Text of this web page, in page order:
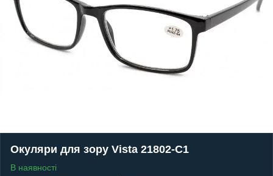
Окуляри для зору Vista 21802-C1
В наявності